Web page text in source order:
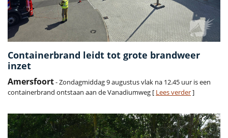
Containerbrand leidt tot grote brandweer
inzet
Amersfoort- Zondagmiddag 9 augustus vlak na 12.45 uur is een
containerbrand ontstaan aan de Vanadiumweg [ Lees verder]